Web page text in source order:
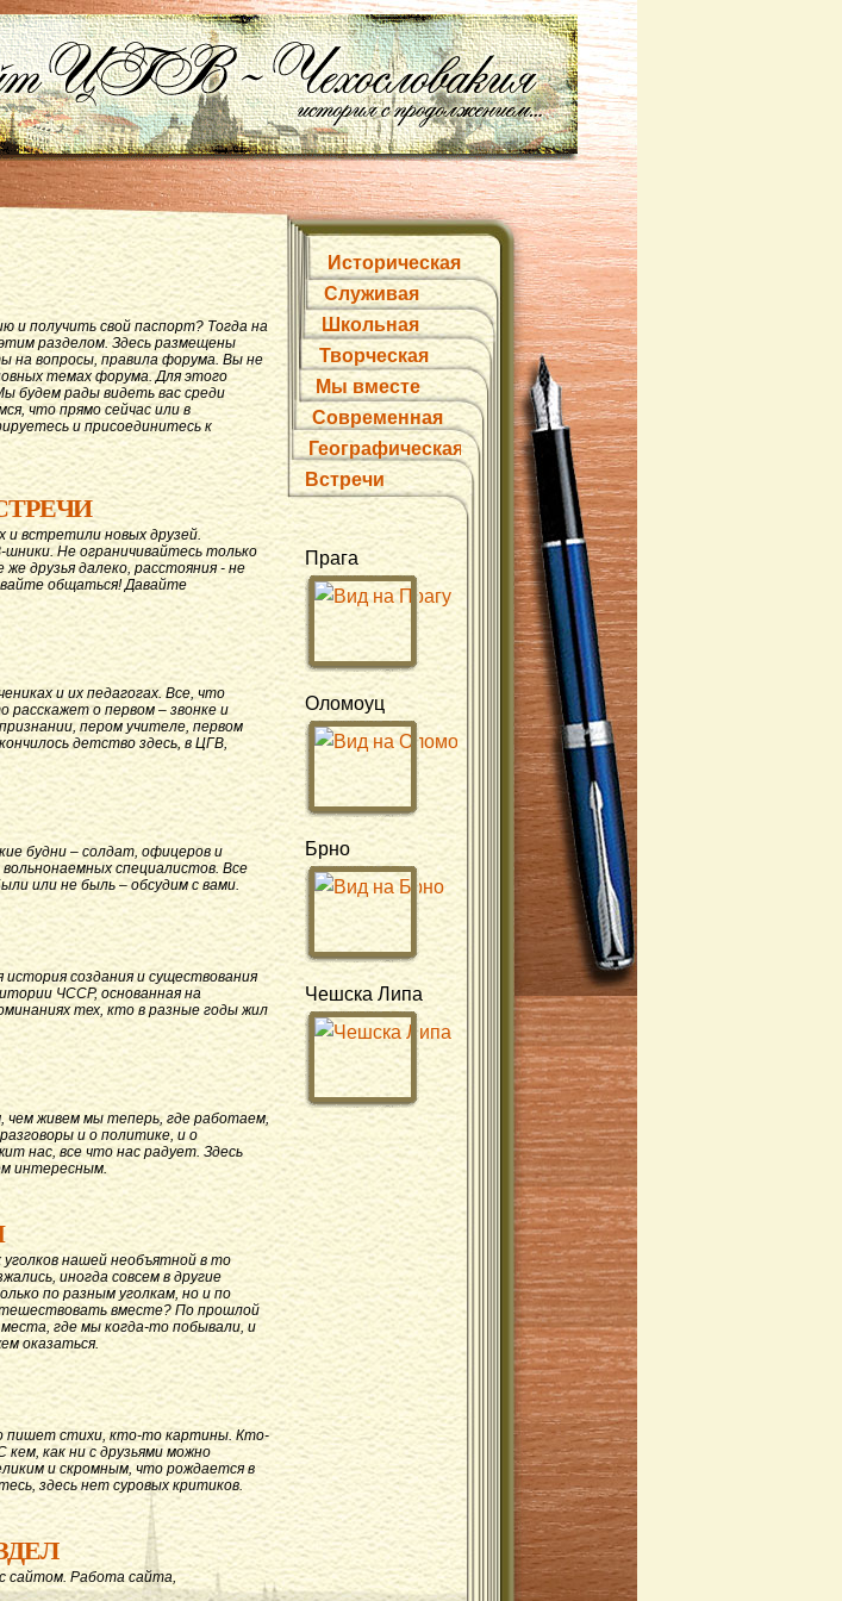
и получить свой паспорт? Тогда на
разделом. Здесь размещены
на вопросы, правила форума. Вы не
темах форума. Для этого
будем рады видеть вас среди
что прямо сейчас или в
и присоединитесь к
встретили новых друзей.
Не ограничивайтесь только
друзья далеко, расстояния - не
общаться! Давайте
и их педагогах. Все, что
расскажет о первом – звонке и
пером учителе, первом
детство здесь, в ЦГВ,
будни – солдат, офицеров и
специалистов. Все
или не быль – обсудим с вами.
создания и существования
ЧССР, основанная на
тех, кто в разные годы жил
чем живем мы теперь, где работаем,
и о политике, и о
нас, все что нас радует. Здесь
интересным.
нашей необъятной в то
иногда совсем в другие
по разным уголкам, но и по
вместе? По прошлой
где мы когда-то побывали, и
оказаться.
пишет стихи, кто-то картины. Кто-
как ни с друзьями можно
и скромным, что рождается в
здесь нет суровых критиков.
с сайтом. Работа сайта,
Историческая
Служивая
Школьная
Творческая
Мы вместе
Современная
Географическая
Встречи
Прага
Оломоуц
Брно
Чешска Липа